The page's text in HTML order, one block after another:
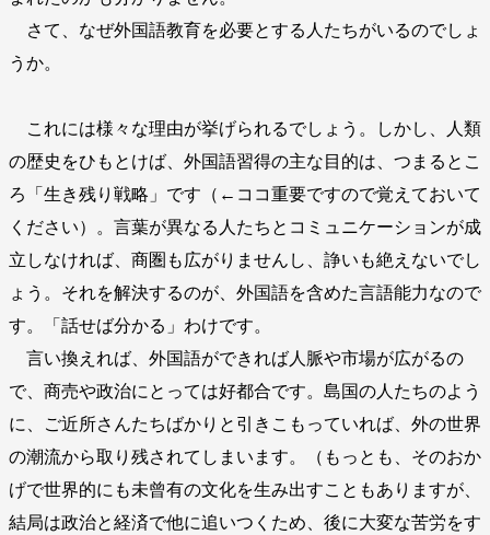
さて、なぜ外国語教育を必要とする人たちがいるのでしょ
うか。
これには様々な理由が挙げられるでしょう。しかし、人類
の歴史をひもとけば、外国語習得の主な目的は、つまるとこ
ろ「生き残り戦略」です（←ココ重要ですので覚えておいて
ください）。言葉が異なる人たちとコミュニケーションが成
立しなければ、商圏も広がりませんし、諍いも絶えないでし
ょう。それを解決するのが、外国語を含めた言語能力なので
す。「話せば分かる」わけです。
言い換えれば、外国語ができれば人脈や市場が広がるの
で、商売や政治にとっては好都合です。島国の人たちのよう
に、ご近所さんたちばかりと引きこもっていれば、外の世界
の潮流から取り残されてしまいます。（もっとも、そのおか
げで世界的にも未曾有の文化を生み出すこともありますが、
結局は政治と経済で他に追いつくため、後に大変な苦労をす